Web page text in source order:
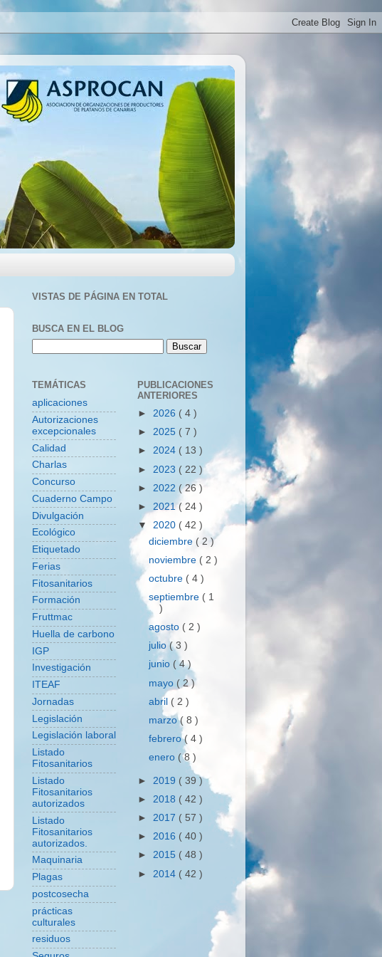
VISTAS DE PÁGINA EN TOTAL
BUSCA EN EL BLOG
TEMÁTICAS
aplicaciones
Autorizaciones
excepcionales
Calidad
Charlas
Concurso
Cuaderno Campo
Divulgación
Ecológico
Etiquetado
Ferias
Fitosanitarios
Formación
Fruttmac
Huella de carbono
IGP
Investigación
ITEAF
Jornadas
Legislación
Legislación laboral
Listado
Fitosanitarios
Listado
Fitosanitarios
autorizados
Listado
Fitosanitarios
autorizados.
Maquinaria
Plagas
postcosecha
prácticas
culturales
residuos
PUBLICACIONES
ANTERIORES
► 2026 ( 4 )
► 2025 ( 7 )
► 2024 ( 13 )
► 2023 ( 22 )
► 2022 ( 26 )
► 2021( 24 )
▼ 2020 ( 42 )
diciembre( 2 )
noviembre ( 2 )
octubre ( 4 )
septiembre ( 1
)
agosto ( 2 )
julio( 3 )
junio ( 4 )
mayo ( 2 )
abril( 2 )
marzo( 8 )
febrero( 4 )
enero ( 8 )
► 2019 ( 39 )
► 2018 ( 42 )
► 2017 ( 57 )
► 2016 ( 40 )
► 2015 ( 48 )
► 2014 ( 42 )